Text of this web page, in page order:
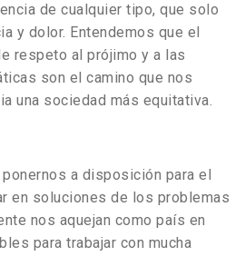
de cualquier tipo, que solo
y dolor. Entendemos que el
respeto al prójimo y a las
son el camino que nos
una sociedad más equitativa.
a disposición para el
en soluciones de los problemas
nos aquejan como país en
para trabajar con mucha